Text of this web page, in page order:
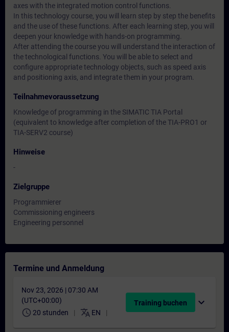
axes with the integrated motion control functions.
In this technology course, you will learn step by step the benefits
and the use of these functions. After each learning step, you will
deepen your knowledge with hands-on programming.
After attending the course you will understand the interaction of
the technological functions. You will be able to select and
configure appropriate technology objects, such as speed axis
and positioning axis, and integrate them in your program.
Teilnahmevoraussetzung
Knowledge of programming in the SIMATIC TIA Portal
(equivalent to knowledge after completion of the TIA-PRO1 or
TIA-SERV2 course)
Hinweise
-
Zielgruppe
Programmierer
Commissioning engineers
Engineering personnel
Termine und Anmeldung
Nov 23, 2026 | 07:30 AM
(UTC+00:00)
schedule 20 stunden translate EN
Training buchen expand_more